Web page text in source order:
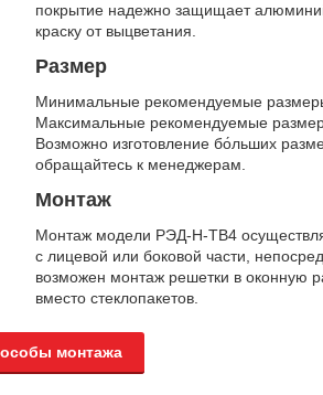
покрытие надежно защищает
краску от выцветания.
Размер
Минимальные рекомендуемые
Максимальные рекомендуемые
Возможно изготовление бо́льших
обращайтесь к менеджерам.
Монтаж
Монтаж модели РЭД-Н-ТВ4
с лицевой или боковой части,
возможен монтаж решетки в оконную
вместо стеклопакетов.
монтажа